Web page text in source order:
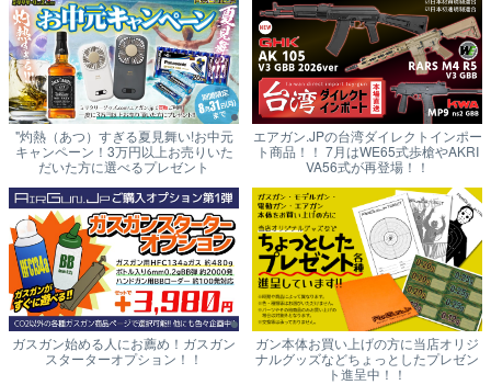
"灼熱（あつ）すぎる夏見舞い!お中元
キャンペーン！3万円以上お売りいた
だいた方に選べるプレゼント
エアガン.JPの台湾ダイレクトインポー
ト商品！！ 7月はWE65式歩槍やAKRI
VA56式が再登場！！
ガスガン始める人にお薦め！ガスガン
スターターオプション！！
ガン本体お買い上げの方に当店オリジ
ナルグッズなどちょっとしたプレゼン
ト進呈中！！